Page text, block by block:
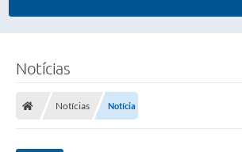
Notícias
Notícias Notícia